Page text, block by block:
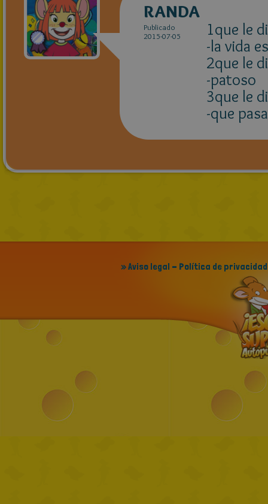
RANDA
Publicado
2015-07-05
1que le
-la vida
2que le
-patoso
3que le
-que
» Aviso legal - Política de privacidad